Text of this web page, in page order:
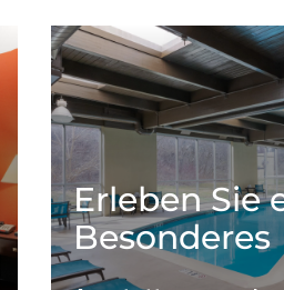
Erleben Sie
Besonderes